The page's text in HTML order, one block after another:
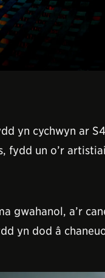
yn cychwyn ar
fydd un o’r
gwahanol, a’r
yn dod â